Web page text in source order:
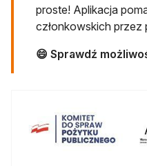
proste! Aplikacja
członkowskich przez
😄 Sprawdź